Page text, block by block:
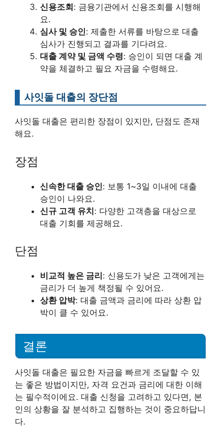
신용조회 : 금융기관에서 신용조회를 시행해
요.
심사 및 승인: 제출한 서류를 바탕으로 대출
심사가 진행되고 결과를 기다려요.
대출 계약 및 금액 수령: 승인이 되면 대출 계
약을 체결하고 필요 자금을 수령해요.
사잇돌 대출의 장단점
사잇돌 대출은 편리한 장점이 있지만, 단점도 존재
해요.
장점
신속한 대출 승인: 보통 1~3일 이내에 대출
승인이 나와요.
신규 고객 유치: 다양한 고객층을 대상으로
대출 기회를 제공해요.
단점
비교적 높은 금리 : 신용도가 낮은 고객에게는
금리가 더 높게 책정될 수 있어요.
상환 압박: 대출 금액과 금리에 따라 상환 압
박이 클 수 있어요.
결론
사잇돌 대출은 필요한 자금을 빠르게 조달할 수 있
는 좋은 방법이지만, 자격 요건과 금리에 대한 이해
는 필수적이에요. 대출 신청을 고려하고 있다면, 본
인의 상황을 잘 분석하고 집행하는 것이 중요하답니
다.